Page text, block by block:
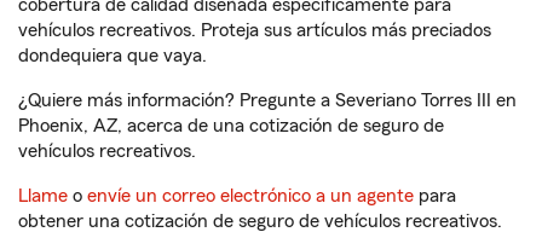
cobertura de calidad diseñada específicamente para
vehículos recreativos. Proteja sus artículos más preciados
dondequiera que vaya.
¿Quiere más información? Pregunte a Severiano Torres III en
Phoenix, AZ, acerca de una cotización de seguro de
vehículos recreativos.
Llame o envíe un correo electrónico a un agente para
obtener una cotización de seguro de vehículos recreativos.